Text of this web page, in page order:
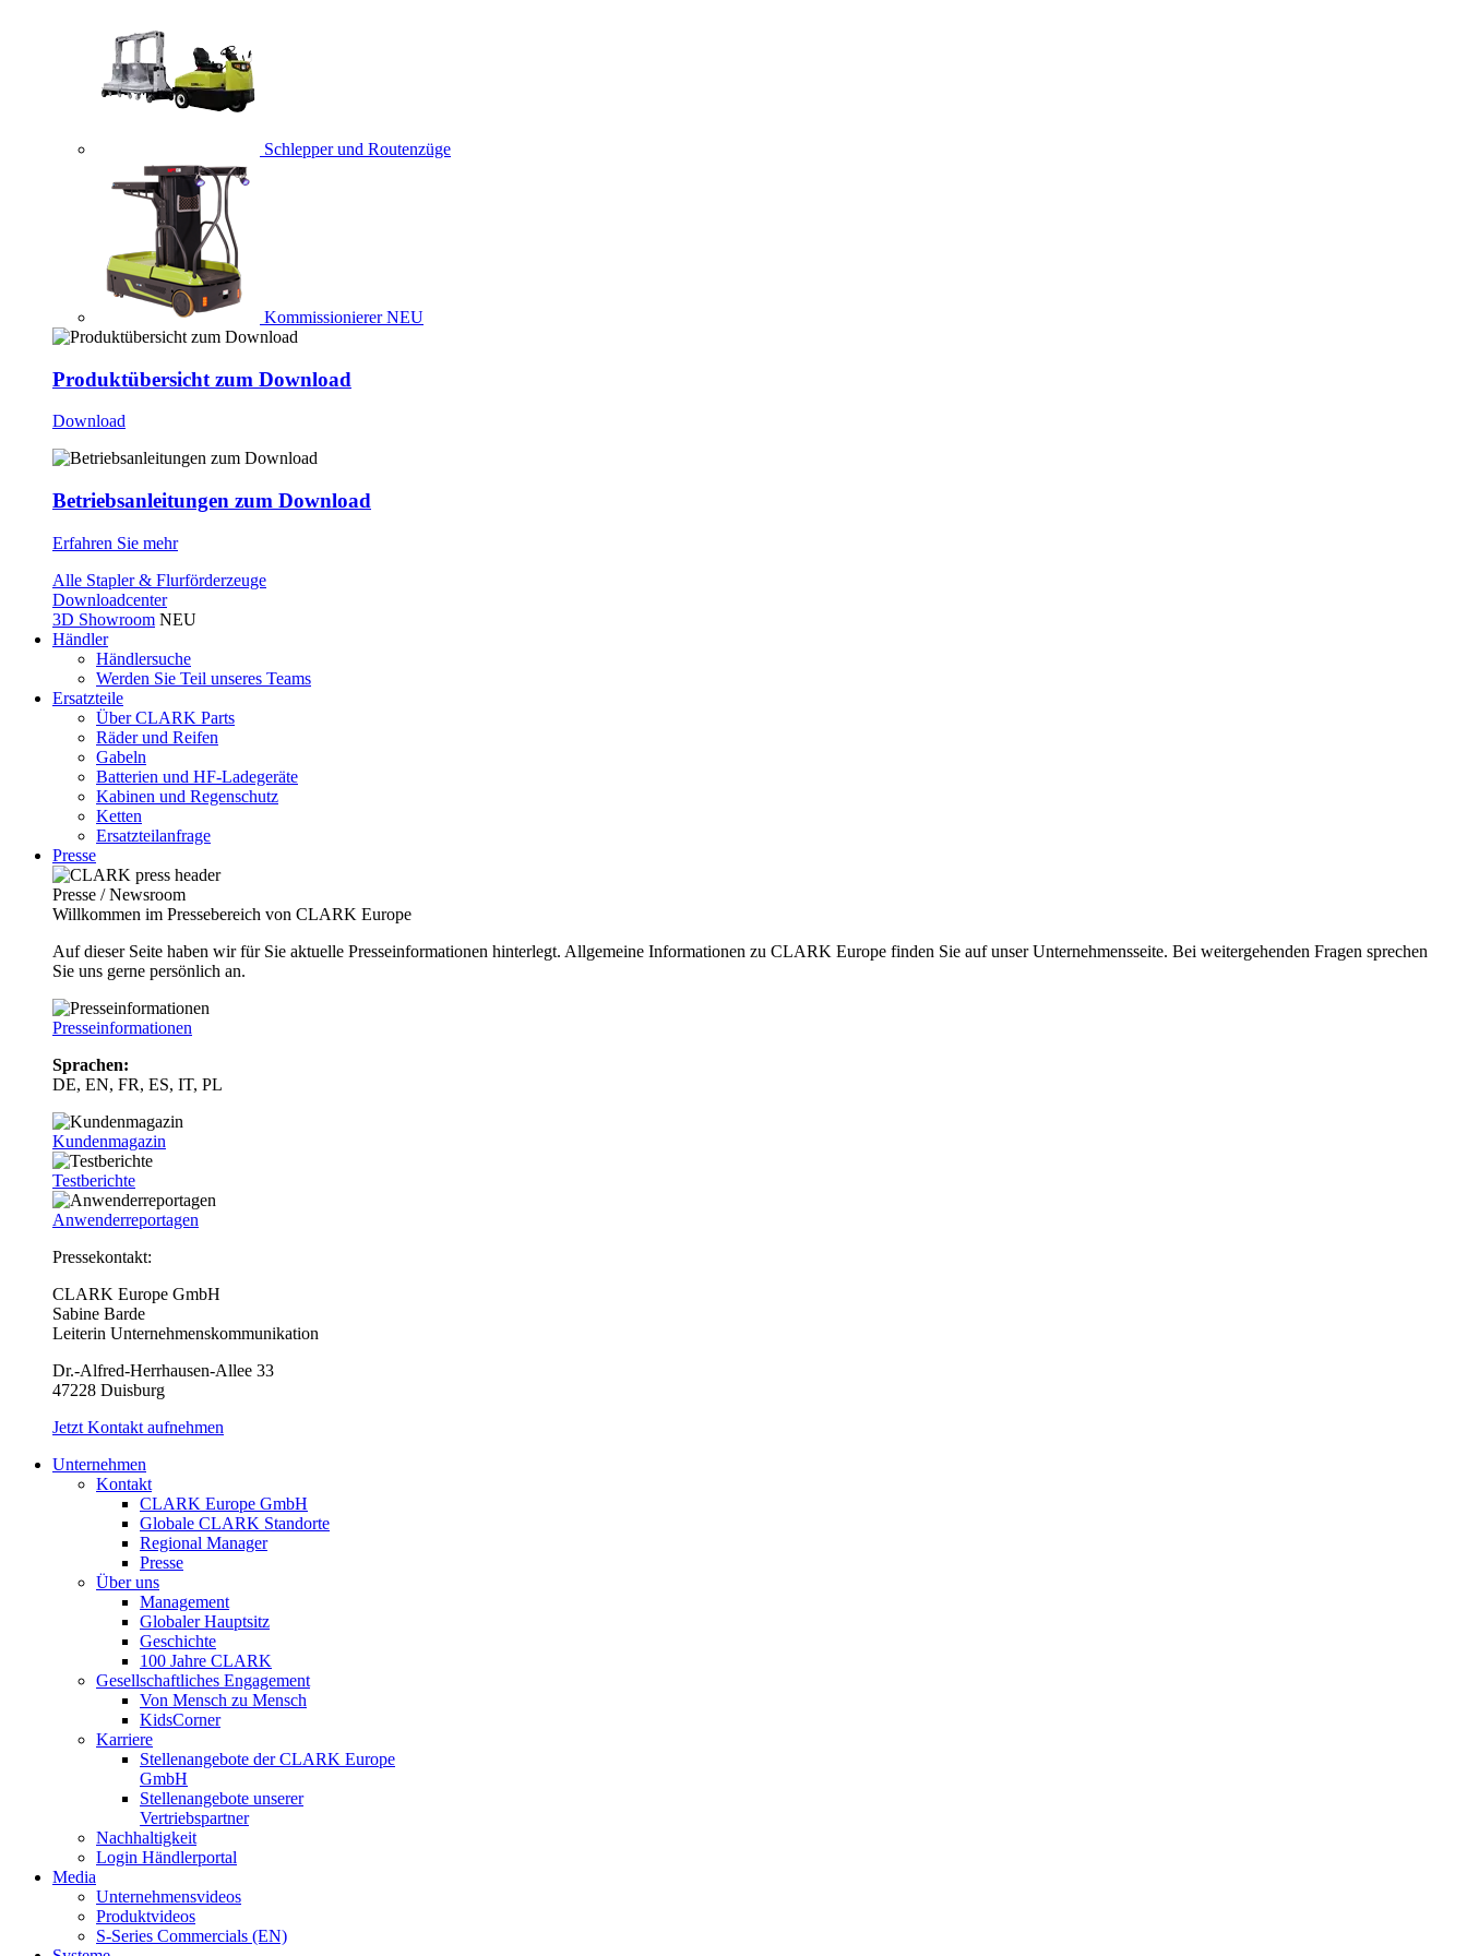
Schlepper und Routenzüge
Kommissionierer NEU
Produktübersicht zum Download
Download
Betriebsanleitungen zum Download
Erfahren Sie mehr
Alle Stapler & Flurförderzeuge
Downloadcenter
3D Showroom NEU
Händler
Händlersuche
Werden Sie Teil unseres Teams
Ersatzteile
Über CLARK Parts
Räder und Reifen
Gabeln
Batterien und HF-Ladegeräte
Kabinen und Regenschutz
Ketten
Ersatzteilanfrage
Presse
Presse / Newsroom
Willkommen im Pressebereich von CLARK Europe
Auf dieser Seite haben wir für Sie aktuelle Presseinformationen hinterlegt. Allgemeine Informationen zu CLARK Europe finden Sie auf unser Unternehmensseite. Bei weitergehenden Fragen sprechen
Sie uns gerne persönlich an.
Presseinformationen
Sprachen:
DE, EN, FR, ES, IT, PL
Kundenmagazin
Testberichte
Anwenderreportagen
Pressekontakt:
CLARK Europe GmbH
Sabine Barde
Leiterin Unternehmenskommunikation
Dr.-Alfred-Herrhausen-Allee 33
47228 Duisburg
Jetzt Kontakt aufnehmen
Unternehmen
Kontakt
CLARK Europe GmbH
Globale CLARK Standorte
Regional Manager
Presse
Über uns
Management
Globaler Hauptsitz
Geschichte
100 Jahre CLARK
Gesellschaftliches Engagement
Von Mensch zu Mensch
KidsCorner
Karriere
Stellenangebote der CLARK Europe
GmbH
Stellenangebote unserer
Vertriebspartner
Nachhaltigkeit
Login Händlerportal
Media
Unternehmensvideos
Produktvideos
S-Series Commercials (EN)